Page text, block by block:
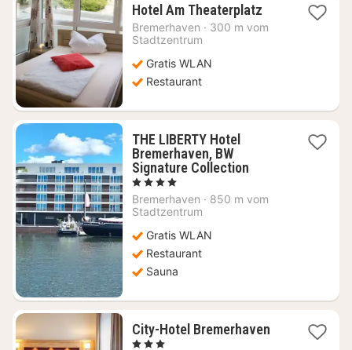
Hotel Am Theaterplatz1
Nacht
Bremerhaven · 300 m vom
Stadtzentrum
Gratis WLAN
Restaurant
THE LIBERTY Hotel
Bremerhaven, BW
Signature Collection1
ab
, 4 Sterne
Bremerhaven · 850 m vom
Stadtzentrum
Gratis WLAN
Restaurant
Sauna
City-Hotel Bremerhaven1
, 3 Sterne